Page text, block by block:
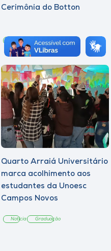
Cerimônia do Botton
Graduação Notícia
Quarto Arraiá Universitário
marca acolhimento aos
estudantes da Unoesc
Campos Novos
Notícia Graduação